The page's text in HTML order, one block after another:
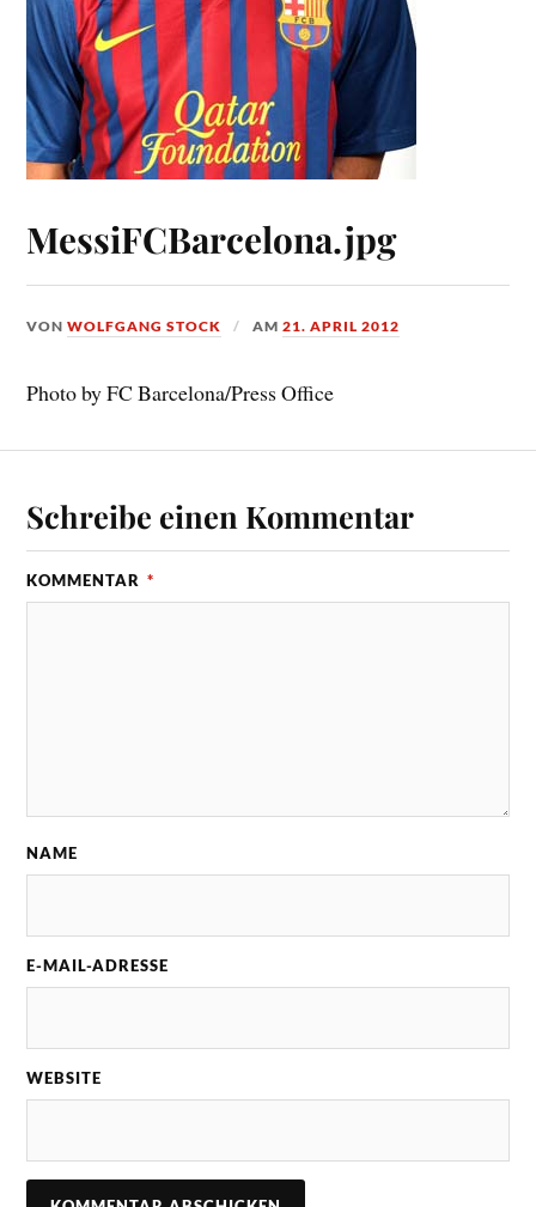
MessiFCBarcelona.jpg
VONWOLFGANG STOCK AM21. APRIL 2012
Photo by FC Barcelona/Press Office
Schreibe einen Kommentar
KOMMENTAR *
NAME
E-MAIL-ADRESSE
WEBSITE